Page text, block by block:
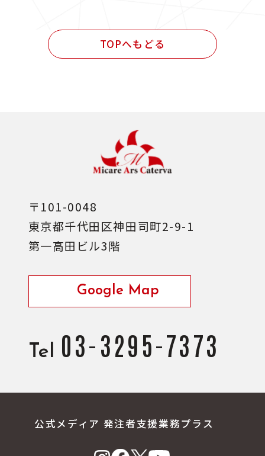
民間発注 設計・施工管理業務
TOPへもどる
〒101-0048
東京都千代田区神田司町2-9-1
第一高田ビル3階
Google Map
Tel 03-3295-7373
公式メディア 発注者支援業務プラス